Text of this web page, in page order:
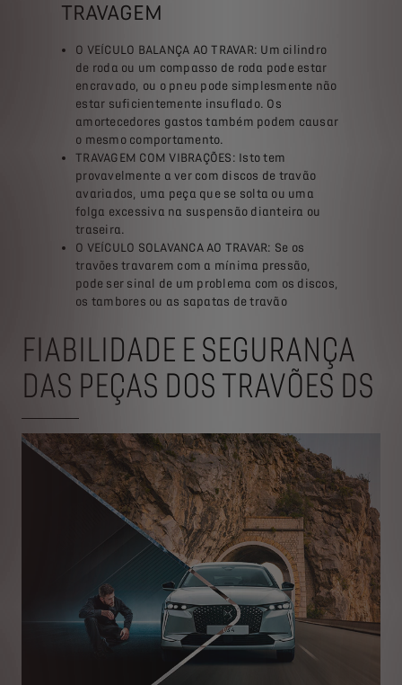
TRAVAGEM
O VEÍCULO BALANÇA AO TRAVAR: Um cilindro
de roda ou um compasso de roda pode estar
encravado, ou o pneu pode simplesmente não
estar suficientemente insuflado. Os
amortecedores gastos também podem causar
o mesmo comportamento.
TRAVAGEM COM VIBRAÇÕES: Isto tem
provavelmente a ver com discos de travão
avariados, uma peça que se solta ou uma
folga excessiva na suspensão dianteira ou
traseira.
O VEÍCULO SOLAVANCA AO TRAVAR: Se os
travões travarem com a mínima pressão,
pode ser sinal de um problema com os discos,
os tambores ou as sapatas de travão
FIABILIDADE E SEGURANÇA
DAS PEÇAS DOS TRAVÕES DS